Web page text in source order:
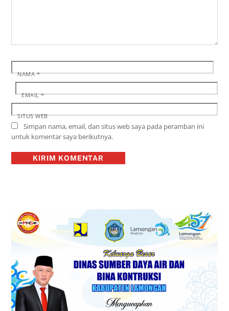
NAMA*
EMAIL*
SITUS WEB
Simpan nama, email, dan situs web saya pada peramban ini
untuk komentar saya berikutnya.